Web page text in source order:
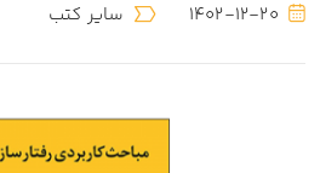
1402-12-20 سایر کتب